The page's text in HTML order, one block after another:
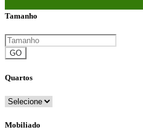
Tamanho
GO
Quartos
Mobiliado